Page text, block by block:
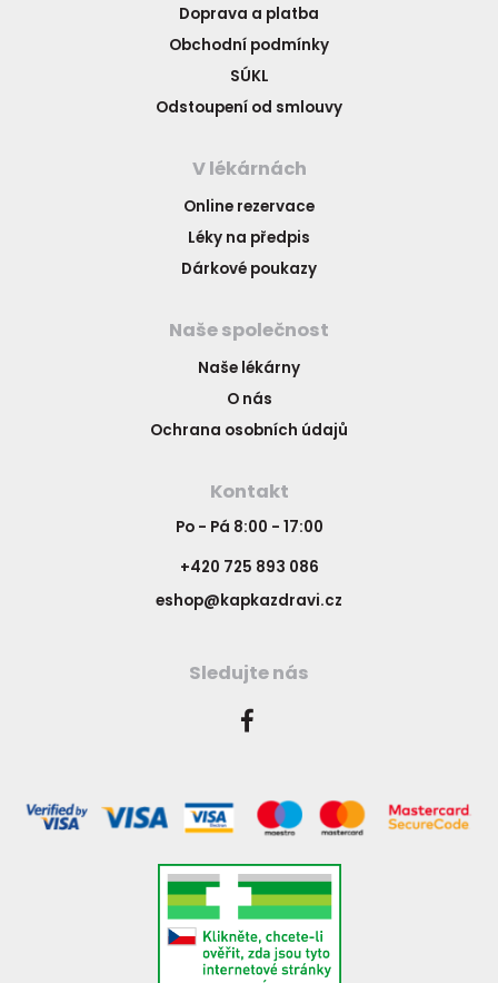
Doprava a platba
Obchodní podmínky
SÚKL
Odstoupení od smlouvy
V lékárnách
Online rezervace
Léky na předpis
Dárkové poukazy
Naše společnost
Naše lékárny
O nás
Ochrana osobních údajů
Kontakt
Po - Pá 8:00 - 17:00
+420 725 893 086
eshop@kapkazdravi.cz
Sledujte nás